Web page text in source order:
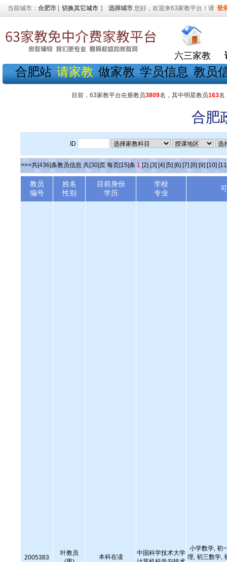
当前城市： 合肥市 [ 切换其它城市 ] 选择城市 您好，欢迎来63家教平台！请 登
六三家教
合肥站 请家教 做家教 学员信息 教员
目前，63家教平台在册教员3809名，其中明星教员163名
合肥
ID
>>>共[436]条教员信息 共[30]页 每页[15]条 1 [2] [3] [4] [5] [6] [7] [8] [9] [10]
教员
编号
姓名
性别
目前身份
学历
学校
专业
2005383
叶教员
本科在读
中国科学技术大学
小学数学, 初
理, 初三数学,